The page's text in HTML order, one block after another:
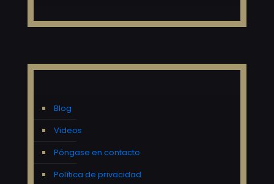
Blog
Videos
Póngase en contacto
Política de privacidad